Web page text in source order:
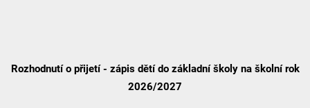
Rozhodnutí o přijetí - zápis dětí do základní školy na školní rok
2026/2027